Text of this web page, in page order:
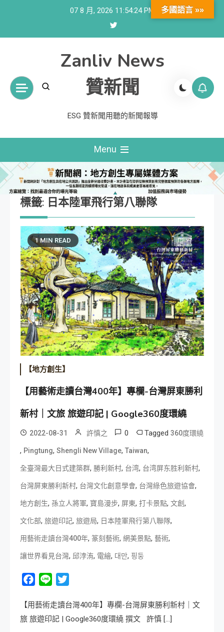
07 8 月, 2026 11:54:25 PM
Zanliv News
贊新聞
ESG 贊新聞用聽的新聞報導
Menu
標籤: 日本陸軍飛行第八聯隊
1 MIN READ
【地方創生】
【用藝術走讀台灣400年】專欄-台灣屏東勝利
新村｜文旅 旅遊印記 | Google360度環繞
2022-08-31 許慎之 0 Tagged 360度環繞
, Pingtung, Shengli New Village, Taiwan,
全臺灣最大日式建築群, 勝利新村, 台湾, 台湾屏东胜利新村,
台灣屏東勝利新村, 台灣文化創意學會, 台灣綠色旅遊協會,
地方創生, 孫立人將軍, 寶島漫步, 屏東, 打卡景點, 文創 ,
文化部, 旅遊印記, 旅遊局, 日本陸軍飛行第八聯隊,
用藝術走讀台灣400年, 篆刻藝術, 網美景點, 藝術,
讓世界看見台灣, 邱浡洧, 電繪, 대만, 핑둥
Facebook
Line
【用藝術走讀台灣400年】專欄-台灣屏東勝利新村｜文
旅 旅遊印記 | Google360度環繞 撰文 許慎 […]
多國語言 »»